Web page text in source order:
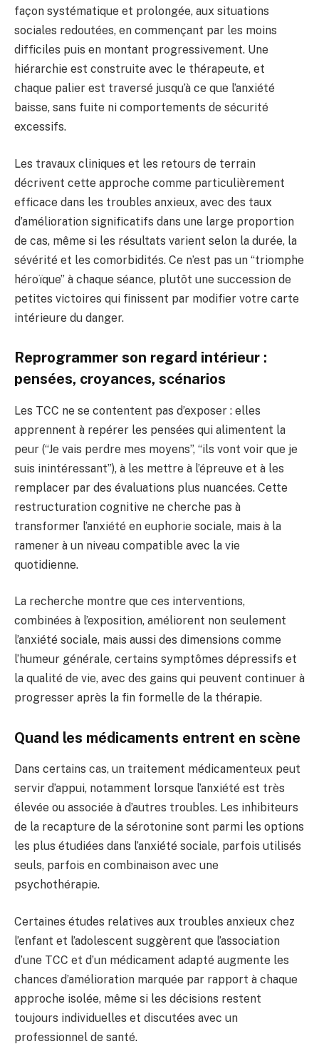
façon systématique et prolongée, aux situations
sociales redoutées, en commençant par les moins
difficiles puis en montant progressivement. Une
hiérarchie est construite avec le thérapeute, et
chaque palier est traversé jusqu’à ce que l’anxiété
baisse, sans fuite ni comportements de sécurité
excessifs.
Les travaux cliniques et les retours de terrain
décrivent cette approche comme particulièrement
efficace dans les troubles anxieux, avec des taux
d’amélioration significatifs dans une large proportion
de cas, même si les résultats varient selon la durée, la
sévérité et les comorbidités. Ce n’est pas un “triomphe
héroïque” à chaque séance, plutôt une succession de
petites victoires qui finissent par modifier votre carte
intérieure du danger.
Reprogrammer son regard intérieur :
pensées, croyances, scénarios
Les TCC ne se contentent pas d’exposer : elles
apprennent à repérer les pensées qui alimentent la
peur (“Je vais perdre mes moyens”, “ils vont voir que je
suis inintéressant”), à les mettre à l’épreuve et à les
remplacer par des évaluations plus nuancées. Cette
restructuration cognitive ne cherche pas à
transformer l’anxiété en euphorie sociale, mais à la
ramener à un niveau compatible avec la vie
quotidienne.
La recherche montre que ces interventions,
combinées à l’exposition, améliorent non seulement
l’anxiété sociale, mais aussi des dimensions comme
l’humeur générale, certains symptômes dépressifs et
la qualité de vie, avec des gains qui peuvent continuer à
progresser après la fin formelle de la thérapie.
Quand les médicaments entrent en scène
Dans certains cas, un traitement médicamenteux peut
servir d’appui, notamment lorsque l’anxiété est très
élevée ou associée à d’autres troubles. Les inhibiteurs
de la recapture de la sérotonine sont parmi les options
les plus étudiées dans l’anxiété sociale, parfois utilisés
seuls, parfois en combinaison avec une
psychothérapie.
Certaines études relatives aux troubles anxieux chez
l’enfant et l’adolescent suggèrent que l’association
d’une TCC et d’un médicament adapté augmente les
chances d’amélioration marquée par rapport à chaque
approche isolée, même si les décisions restent
toujours individuelles et discutées avec un
professionnel de santé.